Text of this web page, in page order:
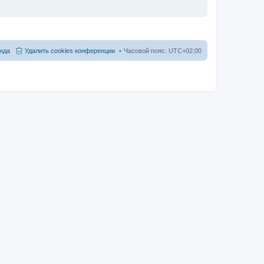
Часовой пояс: UTC+02:00
Удалить cookies конференции